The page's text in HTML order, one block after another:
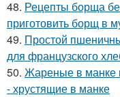
48. Рецепты борща
приготовить борщ в
49. Простой
для французского
50. Жареные в манке
- хрустящие в манке